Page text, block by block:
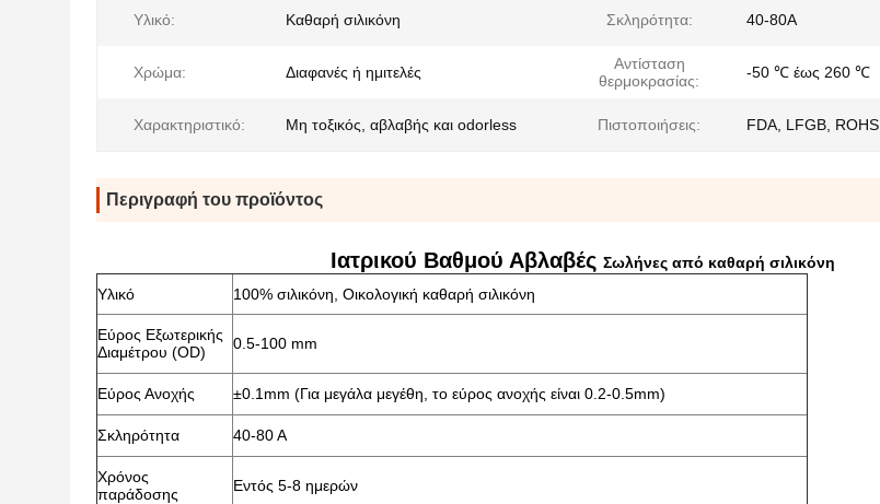
Υλικό: Καθαρή σιλικόνη Σκληρότητα: 40-80A
Χρώμα: Διαφανές ή ημιτελές
Αντίσταση
θερμοκρασίας:
-50 ℃ έως 260 ℃
Χαρακτηριστικό: Μη τοξικός, αβλαβής και odorless Πιστοποιήσεις: FDA, LFGB, ROHS
Περιγραφή του προϊόντος
Ιατρικού Βαθμού Αβλαβές Σωλήνες από καθαρή σιλικόνη
Υλικό
100% σιλικόνη, Οικολογική καθαρή σιλικόνη
Εύρος Εξωτερικής
Διαμέτρου (OD)
0.5-100 mm
Εύρος Ανοχής ±0.1mm (Για μεγάλα μεγέθη, το εύρος ανοχής είναι 0.2-0.5mm)
Σκληρότητα 40-80 A
Χρόνος
παράδοσης
Εντός 5-8 ημερών